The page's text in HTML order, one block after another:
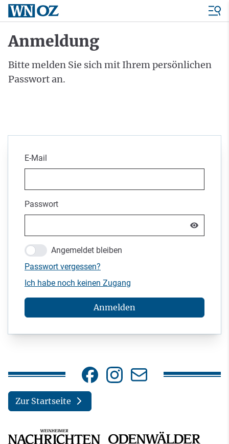
Anmeldung
Bitte melden Sie sich mit Ihrem persönlichen
Passwort an.
E-Mail
Passwort
Angemeldet bleiben
Passwort vergessen?
Ich habe noch keinen Zugang
Anmelden
Zur Startseite